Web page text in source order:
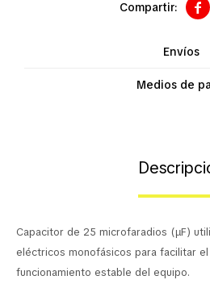

Envíos
Medios de
Capacitor de 25 microfaradios (µF)
eléctricos monofásicos para facilitar
funcionamiento estable del equipo.